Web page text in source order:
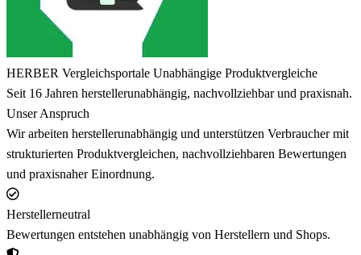
HERBER Vergleichsportale Unabhängige Produktvergleiche
Seit 16 Jahren herstellerunabhängig, nachvollziehbar und praxisnah.
Unser Anspruch
Wir arbeiten herstellerunabhängig und unterstützen Verbraucher mit
strukturierten Produktvergleichen, nachvollziehbaren Bewertungen
und praxisnaher Einordnung.
Herstellerneutral
Bewertungen entstehen unabhängig von Herstellern und Shops.